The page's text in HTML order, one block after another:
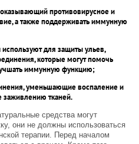
противовирусное и
а также поддерживать иммунную
для защиты ульев,
которые могут помочь
иммунную функцию;
уменьшающие воспаление и
тканей.
средства могут
они не должны использоваться
терапии. Перед началом